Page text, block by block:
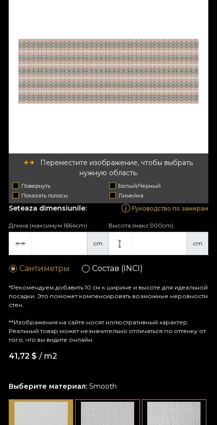
Переместите изображение, чтобы выбрать
нужную область.
Повернуть
Белый/Черный
Показать полосы
Линейка
Выберите материал: Smooth
Seteaza dimensiunile: Руководство по замерам
cm
Длина (максимум 1664cm)
cm
Высота (макс 900cm)
Сантиметры Состав (INCI)
*Рекомендуем добавить 10 см к ширине и высоте для идеальной
посадки. Это поможет компенсировать возможные неровности
стен.
**Изображения на сайте носят иллюстративный характер.
Реальный товар может незначительно отличаться по оттенку от
того, что вы видите онлайн.
41,72 $ / m2